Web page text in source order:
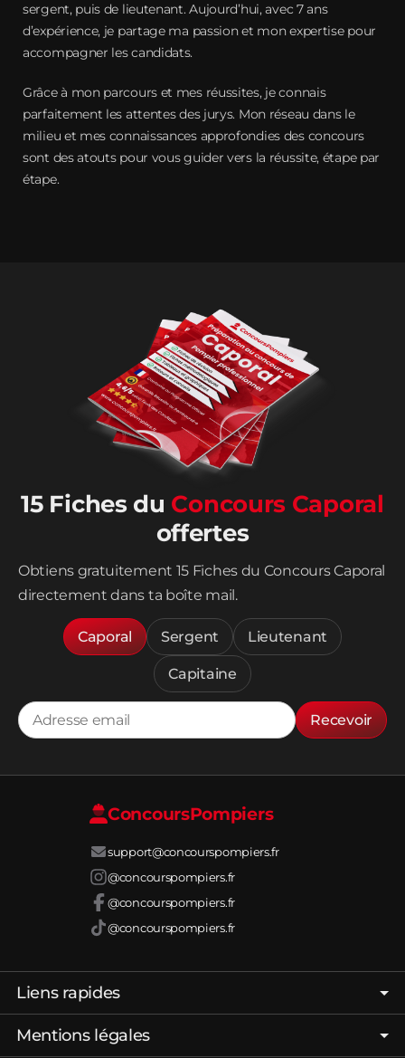
sergent, puis de lieutenant. Aujourd’hui, avec 7 ans
d’expérience, je partage ma passion et mon expertise pour
accompagner les candidats.
Grâce à mon parcours et mes réussites, je connais
parfaitement les attentes des jurys. Mon réseau dans le
milieu et mes connaissances approfondies des concours
sont des atouts pour vous guider vers la réussite, étape par
étape.
15 Fiches du Concours Caporal
offertes
Obtiens gratuitement 15 Fiches du Concours Caporal
directement dans ta boîte mail.
Caporal Sergent Lieutenant
Capitaine
Recevoir
ConcoursPompiers
support@concourspompiers.fr
@concourspompiers.fr
@concourspompiers.fr
@concourspompiers.fr
Liens rapides
Page d'accueil
Mentions légales